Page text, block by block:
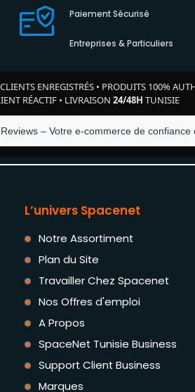
Paiement Sécurisé
Entreprises & Particuliers
ENREGISTRÉS• PRODUITS 100%
RÉACTIF • LIVRAISON 24/48H TUNISIE
– Votre e-commerce de confiance
L’univers Spacenet
Notre Assortiment
Plan du Site
Travailler Chez Spacenet
Nos Offres d'emploi
A Propos
SpaceNet Tunisie Business
Support Client Business
Marques